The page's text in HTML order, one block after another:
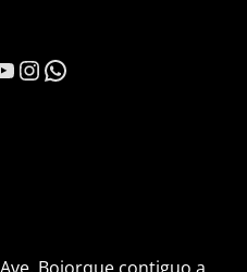
Instagram
WhatsApp
Bojorque contiguo a